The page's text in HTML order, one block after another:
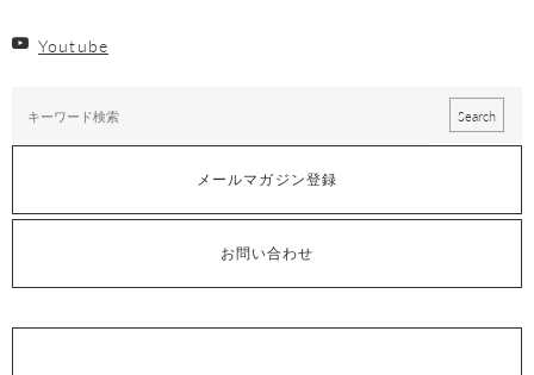
Youtube
メールマガジン登録
お問い合わせ